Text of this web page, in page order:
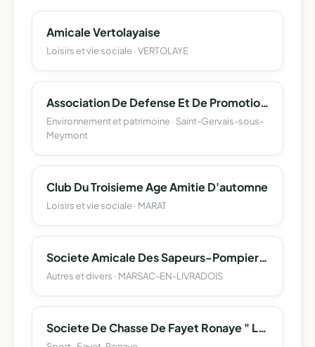
Amicale Vertolayaise
Loisirs et vie sociale · VERTOLAYE
Association De Defense Et De Promotion De La Fourme Et Des Fromages Fermiers Du Livradois-Forez
Environnement et patrimoine · Saint-Gervais-sous-
Meymont
Club Du Troisieme Age Amitie D'automne
Loisirs et vie sociale · MARAT
Societe Amicale Des Sapeurs-Pompiers De Marsac En Livradois
Autres et divers · MARSAC-EN-LIVRADOIS
Societe De Chasse De Fayet Ronaye " La Populaire De Fayet"